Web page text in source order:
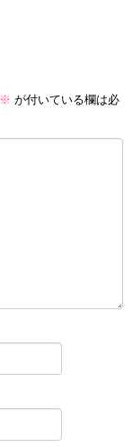
※ が付いている欄は必